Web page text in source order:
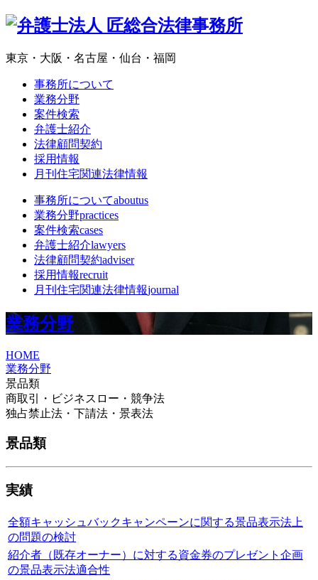
東京・大阪・名古屋・仙台・福岡
事務所について
業務分野
案件検索
弁護士紹介
法律顧問契約
採用情報
月刊住宅関連法律情報
事務所についてaboutus
業務分野practices
案件検索cases
弁護士紹介lawyers
法律顧問契約adviser
採用情報recruit
月刊住宅関連法律情報journal
業務分野
HOME
業務分野
景品類
商取引・ビジネスロー・競争法
独占禁止法・下請法・景表法
景品類
実績
全額キャッシュバックキャンペーンに関する景品表示法上
の問題の検討
紹介者（既存オーナー）に対する資金券のプレゼント企画
の景品表示法適合性